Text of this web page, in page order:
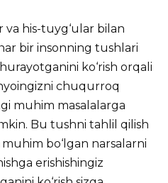
va his-tuyg‘ular bilan
bir insonning tushlari
ko‘rish orqali
chuqurroq
muhim masalalarga
Bu tushni tahlil qilish
bo‘lgan narsalarni
erishishingiz